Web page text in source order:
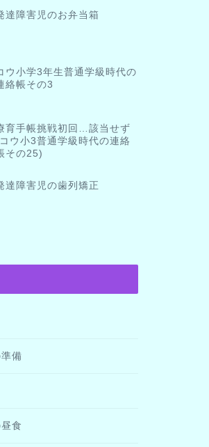
達障害児のお弁当箱
ウ小学3年生普通学級時代の
絡帳その3
育手帳挑戦初回…該当せず
ウ小3普通学級時代の連絡
その25)
達障害児の歯列矯正
備
食